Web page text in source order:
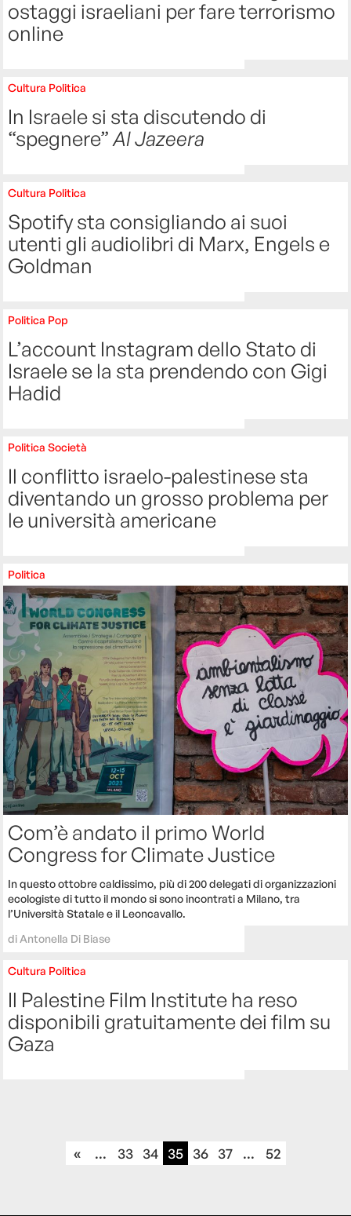
ostaggi israeliani per fare terrorismo
online
Cultura Politica
In Israele si sta discutendo di
“spegnere”Al Jazeera
Cultura Politica
Spotify sta consigliando ai suoi
utenti gli audiolibri di Marx, Engels e
Goldman
Politica Pop
L’account Instagram dello Stato di
Israele se la sta prendendo con Gigi
Hadid
Politica Società
Il conflitto israelo-palestinese sta
diventando un grosso problema per
le università americane
Politica
Com’è andato il primo World
Congress for Climate Justice
In questo ottobre caldissimo, più di 200 delegati di organizzazioni
ecologiste di tutto il mondo si sono incontrati a Milano, tra
l’Università Statale e il Leoncavallo.
di Antonella Di Biase
Cultura Politica
Il Palestine Film Institute ha reso
disponibili gratuitamente dei film su
Gaza
« ... 33 34 35 36 37 ... 52